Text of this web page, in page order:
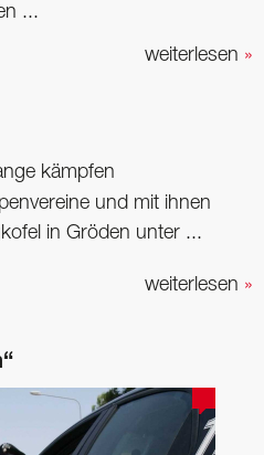
...
weiterlesen »
kämpfen
und mit ihnen
in Gröden unter ...
weiterlesen »